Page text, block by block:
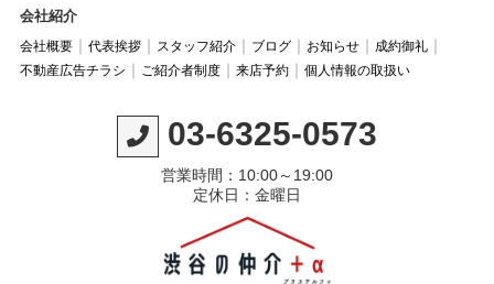
会社紹介
会社概要 代表挨拶 スタッフ紹介 ブログ お知らせ
成約御礼
不動産広告チラシ
ご紹介者制度 来店予約 個人情報の取扱い
03-6325-0573
営業時間：10:00～19:00
定休日：金曜日